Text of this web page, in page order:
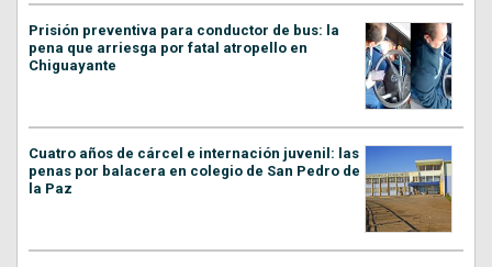
Prisión preventiva para conductor de bus: la
pena que arriesga por fatal atropello en
Chiguayante
Cuatro años de cárcel e internación juvenil: las
penas por balacera en colegio de San Pedro de
la Paz